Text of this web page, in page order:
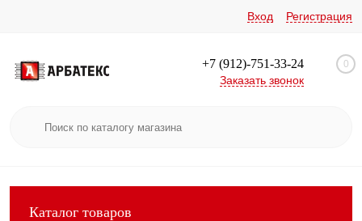
Вход Регистрация
+7 (912)-751-33-24
Заказать звонок
0
Каталог товаров